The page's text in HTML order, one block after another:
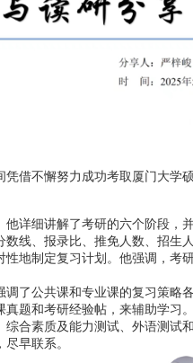
借不懈努力成功考取厦门大学
详细讲解了考研的六个阶段，
线、报录比、推免人数、招生
地制定复习计划。他强调，考
了公共课和专业课的复习策略
题和考研经验帖，来辅助学习
合素质及能力测试、外语测试
早联系。